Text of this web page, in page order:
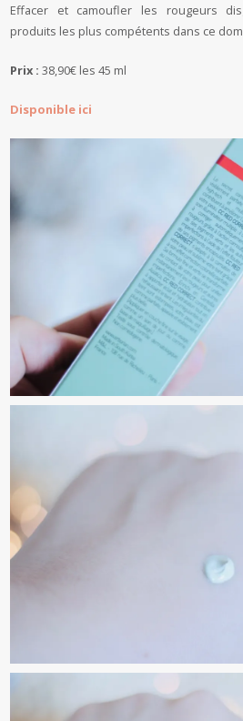
Effacer et camoufler les rougeurs
produits les plus compétents dans ce
Prix : 38,90€ les 45 ml
Disponible ici